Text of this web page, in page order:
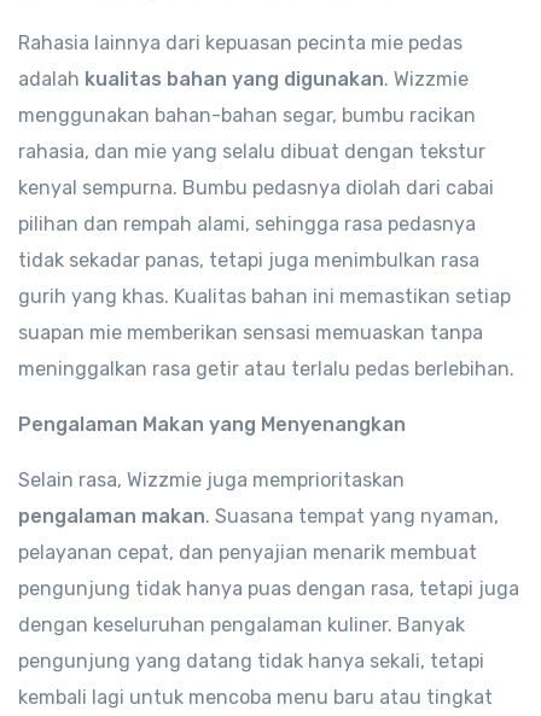
Rahasia lainnya dari kepuasan pecinta mie pedas
adalah kualitas bahan yang digunakan. Wizzmie
menggunakan bahan-bahan segar, bumbu racikan
rahasia, dan mie yang selalu dibuat dengan tekstur
kenyal sempurna. Bumbu pedasnya diolah dari cabai
pilihan dan rempah alami, sehingga rasa pedasnya
tidak sekadar panas, tetapi juga menimbulkan rasa
gurih yang khas. Kualitas bahan ini memastikan setiap
suapan mie memberikan sensasi memuaskan tanpa
meninggalkan rasa getir atau terlalu pedas berlebihan.
Pengalaman Makan yang Menyenangkan
Selain rasa, Wizzmie juga memprioritaskan
pengalaman makan. Suasana tempat yang nyaman,
pelayanan cepat, dan penyajian menarik membuat
pengunjung tidak hanya puas dengan rasa, tetapi juga
dengan keseluruhan pengalaman kuliner. Banyak
pengunjung yang datang tidak hanya sekali, tetapi
kembali lagi untuk mencoba menu baru atau tingkat